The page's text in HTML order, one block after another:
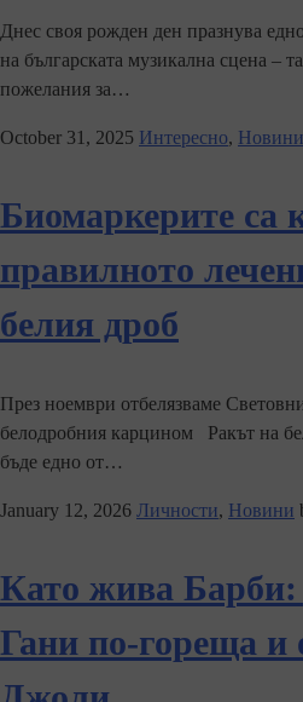
Днес своя рожден ден празнува
на българската музикална сцена –
пожелания за…
October 31, 2025 Интересно, Новини
Биомаркерите са
правилното
белия дроб
През ноември отбелязваме
белодробния карцином Ракът на
бъде едно от…
January 12, 2026 Личности, Новини
Като жива
Гани по-гореща